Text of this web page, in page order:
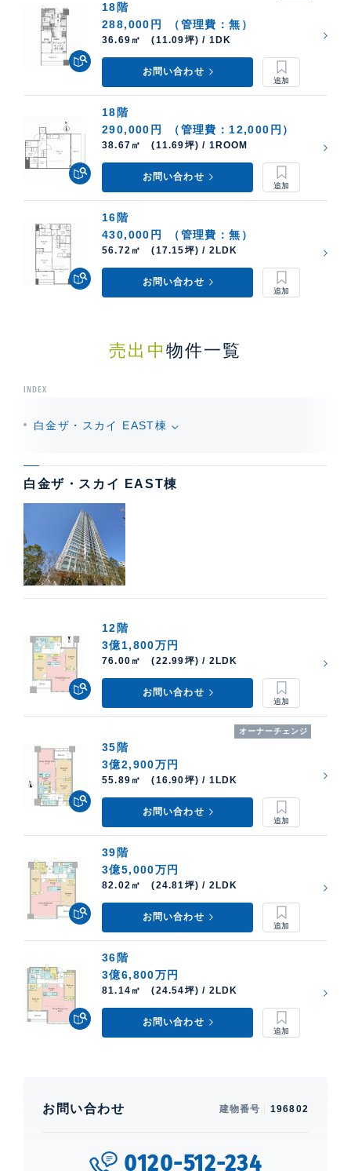
18階
288,000円
（管理費：無）
36.69㎡ (11.09坪) / 1DK
お問い合わせ
18階
290,000円
（管理費：12,000円）
38.67㎡ (11.69坪) / 1ROOM
お問い合わせ
16階
430,000円
（管理費：無）
56.72㎡ (17.15坪) / 2LDK
お問い合わせ
売出中 物件一覧
INDEX
白金ザ・スカイ EAST棟
白金ザ・スカイ EAST棟
12階
3億1,800万円
76.00㎡ (22.99坪) / 2LDK
お問い合わせ
オーナーチェンジ
35階
3億2,900万円
55.89㎡ (16.90坪) / 1LDK
お問い合わせ
39階
3億5,000万円
82.02㎡ (24.81坪) / 2LDK
お問い合わせ
36階
3億6,800万円
81.14㎡ (24.54坪) / 2LDK
お問い合わせ
お問い合わせ 建物番号 196802
0120-512-234